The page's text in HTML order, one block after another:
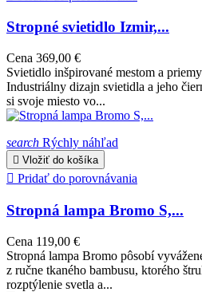
Stropné svietidlo Izmir,...
Cena 369,00 €
Svietidlo inšpirované mestom a
Industriálny dizajn svietidla a jeho
si svoje miesto vo...
search Rýchly náhľad
 Vložiť do košíka
 Pridať do porovnávania
Stropná lampa Bromo S,...
Cena 119,00 €
Stropná lampa Bromo pôsobí
z ručne tkaného bambusu, ktorého
rozptýlenie svetla a...